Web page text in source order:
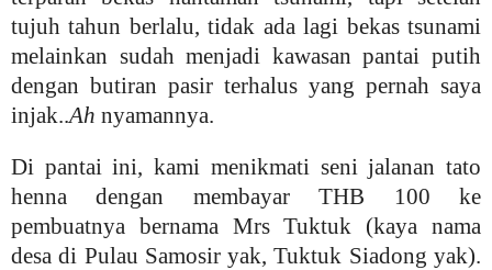
tujuh tahun berlalu, tidak ada lagi bekas tsunami
melainkan sudah menjadi kawasan pantai putih
dengan butiran pasir terhalus yang pernah saya
injak..Ah nyamannya.
Di pantai ini, kami menikmati seni jalanan tato
henna dengan membayar THB 100 ke
pembuatnya bernama Mrs Tuktuk (kaya nama
desa di Pulau Samosir yak, Tuktuk Siadong yak).